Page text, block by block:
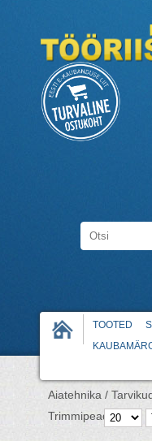
TOOTED
Aiatehnika /
Trimmipead /